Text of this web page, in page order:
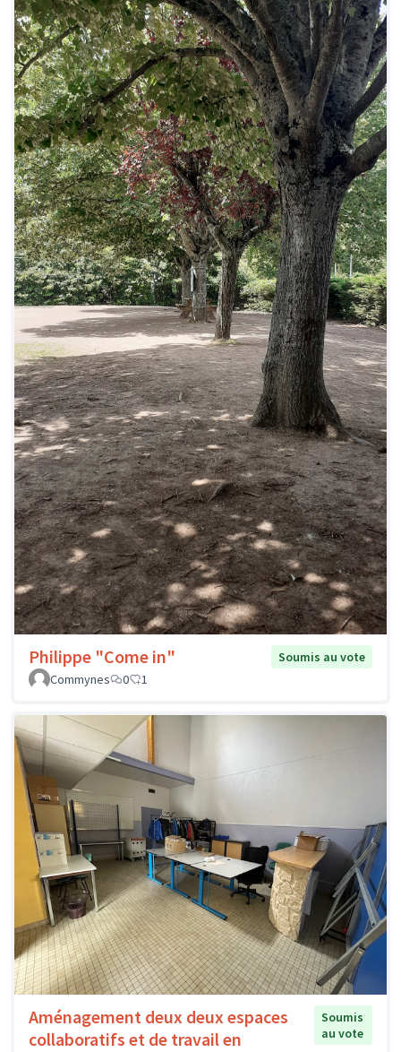
Philippe "Come in"
Soumis au vote
Commynes
0 1
Aménagement deux deux espaces
collaboratifs et de travail en
Soumis
au vote